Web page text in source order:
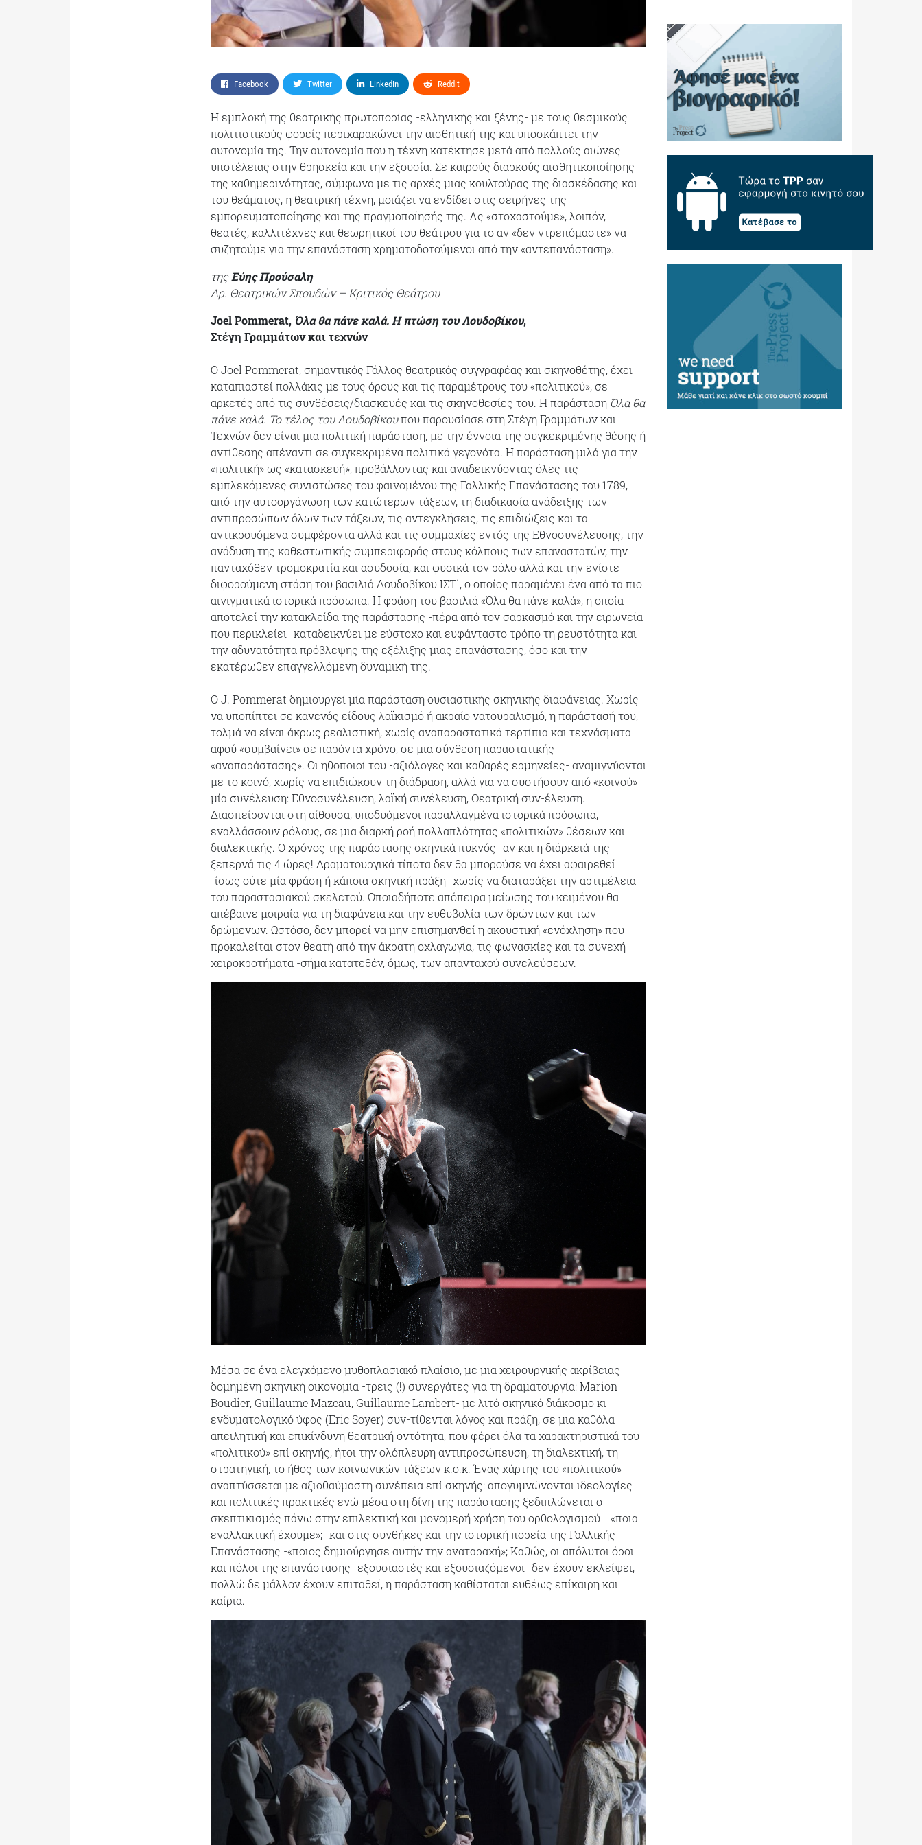
Facebook Twitter LinkedIn Reddit
Η εμπλοκή της θεατρικής πρωτοπορίας -ελληνικής και ξένης- με τους θεσμικούς
πολιτιστικούς φορείς περιχαρακώνει την αισθητική της και υποσκάπτει την
αυτονομία της. Την αυτονομία που η τέχνη κατέκτησε μετά από πολλούς αιώνες
υποτέλειας στην θρησκεία και την εξουσία. Σε καιρούς διαρκούς αισθητικοποίησης
της καθημερινότητας, σύμφωνα με τις αρχές μιας κουλτούρας της διασκέδασης και
του θεάματος, η θεατρική τέχνη, μοιάζει να ενδίδει στις σειρήνες της
εμπορευματοποίησης και της πραγμοποίησής της. Ας «στοχαστούμε», λοιπόν,
θεατές, καλλιτέχνες και θεωρητικοί του θεάτρου για το αν «δεν ντρεπόμαστε» να
συζητούμε για την επανάσταση χρηματοδοτούμενοι από την «αντεπανάσταση».
τηςΕύης Προύσαλη
Δρ. Θεατρικών Σπουδών – Κριτικός Θεάτρου
JoelPommerat, Όλα θα πάνε καλά. Η πτώση του Λουδοβίκου,
Στέγη Γραμμάτων και τεχνών
Ο Joel Pommerat, σημαντικός Γάλλος θεατρικός συγγραφέας και σκηνοθέτης, έχει
καταπιαστεί πολλάκις με τους όρους και τις παραμέτρους του «πολιτικού», σε
αρκετές από τις συνθέσεις/διασκευές και τις σκηνοθεσίες του. Η παράσταση Όλα θα
πάνε καλά. Το τέλος του Λουδοβίκουπου παρουσίασε στη Στέγη Γραμμάτων και
Τεχνών δεν είναι μια πολιτική παράσταση, με την έννοια της συγκεκριμένης θέσης ή
αντίθεσης απέναντι σε συγκεκριμένα πολιτικά γεγονότα. Η παράσταση μιλά για την
«πολιτική» ως «κατασκευή», προβάλλοντας και αναδεικνύοντας όλες τις
εμπλεκόμενες συνιστώσες του φαινομένου της Γαλλικής Επανάστασης του 1789,
από την αυτοοργάνωση των κατώτερων τάξεων, τη διαδικασία ανάδειξης των
αντιπροσώπων όλων των τάξεων, τις αντεγκλήσεις, τις επιδιώξεις και τα
αντικρουόμενα συμφέροντα αλλά και τις συμμαχίες εντός της Εθνοσυνέλευσης, την
ανάδυση της καθεστωτικής συμπεριφοράς στους κόλπους των επαναστατών, την
πανταχόθεν τρομοκρατία και ασυδοσία, και φυσικά τον ρόλο αλλά και την ενίοτε
διφορούμενη στάση του βασιλιά Δουδοβίκου ΙΣΤ΄, ο οποίος παραμένει ένα από τα πιο
αινιγματικά ιστορικά πρόσωπα. Η φράση του βασιλιά «Όλα θα πάνε καλά», η οποία
αποτελεί την κατακλείδα της παράστασης -πέρα από τον σαρκασμό και την ειρωνεία
που περικλείει- καταδεικνύει με εύστοχο και ευφάνταστο τρόπο τη ρευστότητα και
την αδυνατότητα πρόβλεψης της εξέλιξης μιας επανάστασης, όσο και την
εκατέρωθεν επαγγελλόμενη δυναμική της.
Ο J. Pommerat δημιουργεί μία παράσταση ουσιαστικής σκηνικής διαφάνειας. Χωρίς
να υποπίπτει σε κανενός είδους λαϊκισμό ή ακραίο νατουραλισμό, η παράστασή του,
τολμά να είναι άκρως ρεαλιστική, χωρίς αναπαραστατικά τερτίπια και τεχνάσματα
αφού «συμβαίνει» σε παρόντα χρόνο, σε μια σύνθεση παραστατικής
«αναπαράστασης». Οι ηθοποιοί του -αξιόλογες και καθαρές ερμηνείες- αναμιγνύονται
με το κοινό, χωρίς να επιδιώκουν τη διάδραση, αλλά για να συστήσουν από «κοινού»
μία συνέλευση: Εθνοσυνέλευση, λαϊκή συνέλευση, Θεατρική συν-έλευση.
Διασπείρονται στη αίθουσα, υποδυόμενοι παραλλαγμένα ιστορικά πρόσωπα,
εναλλάσσουν ρόλους, σε μια διαρκή ροή πολλαπλότητας «πολιτικών» θέσεων και
διαλεκτικής. Ο χρόνος της παράστασης σκηνικά πυκνός -αν και η διάρκειά της
ξεπερνά τις 4 ώρες! Δραματουργικά τίποτα δεν θα μπορούσε να έχει αφαιρεθεί
-ίσως ούτε μία φράση ή κάποια σκηνική πράξη- χωρίς να διαταράξει την αρτιμέλεια
του παραστασιακού σκελετού. Οποιαδήποτε απόπειρα μείωσης του κειμένου θα
απέβαινε μοιραία για τη διαφάνεια και την ευθυβολία των δρώντων και των
δρώμενων. Ωστόσο, δεν μπορεί να μην επισημανθεί η ακουστική «ενόχληση» που
προκαλείται στον θεατή από την άκρατη οχλαγωγία, τις φωνασκίες και τα συνεχή
χειροκροτήματα -σήμα κατατεθέν, όμως, των απανταχού συνελεύσεων.
Μέσα σε ένα ελεγχόμενο μυθοπλασιακό πλαίσιο, με μια χειρουργικής ακρίβειας
δομημένη σκηνική οικονομία -τρεις (!) συνεργάτες για τη δραματουργία: Marion
Boudier, Guillaume Mazeau, Guillaume Lambert- με λιτό σκηνικό διάκοσμο κι
ενδυματολογικό ύφος (Eric Soyer) συν-τίθενται λόγος και πράξη, σε μια καθόλα
απειλητική και επικίνδυνη θεατρική οντότητα, που φέρει όλα τα χαρακτηριστικά του
«πολιτικού» επί σκηνής, ήτοι την ολόπλευρη αντιπροσώπευση, τη διαλεκτική, τη
στρατηγική, το ήθος των κοινωνικών τάξεων κ.ο.κ. Ένας χάρτης του «πολιτικού»
αναπτύσσεται με αξιοθαύμαστη συνέπεια επί σκηνής: απογυμνώνονται ιδεολογίες
και πολιτικές πρακτικές ενώ μέσα στη δίνη της παράστασης ξεδιπλώνεται ο
σκεπτικισμός πάνω στην επιλεκτική και μονομερή χρήση του ορθολογισμού –«ποια
εναλλακτική έχουμε»;- και στις συνθήκες και την ιστορική πορεία της Γαλλικής
Επανάστασης -«ποιος δημιούργησε αυτήν την αναταραχή»; Καθώς, οι απόλυτοι όροι
και πόλοι της επανάστασης -εξουσιαστές και εξουσιαζόμενοι- δεν έχουν εκλείψει,
πολλώ δε μάλλον έχουν επιταθεί, η παράσταση καθίσταται ευθέως επίκαιρη και
καίρια.